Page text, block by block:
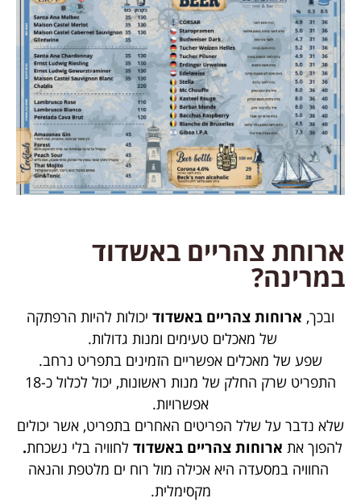
ארוחת צהריים באשדוד
במרינה?
ובכך, ארוחות צהריים באשדוד יכולות להיות הרפתקה
של מאכלים טעימים ומנות גדולות.
שפע של מאכלים אפשריים הזמינים בתפריט נרחב.
התפריט שרק החלק של מנות ראשונות, יכול לכלול כ-18
אפשרויות.
שלא נדבר על שלל הפריטים האחרים בתפריט, אשר יכולים
להפוך את ארוחות צהריים באשדוד לחוויה בלי נשכחת.
החוויה במסעדה היא אכילה מול רוח ים מלטפת והנאה
מקסימלית.